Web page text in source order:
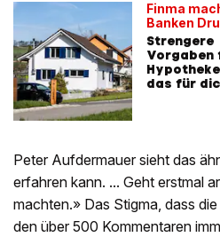
Finma
Banken
Strengere
Vorgaben
das für
Peter Aufdermauer sieht das
erfahren kann. ... Geht erstmal
machten.» Das Stigma, dass
den über 500 Kommentaren